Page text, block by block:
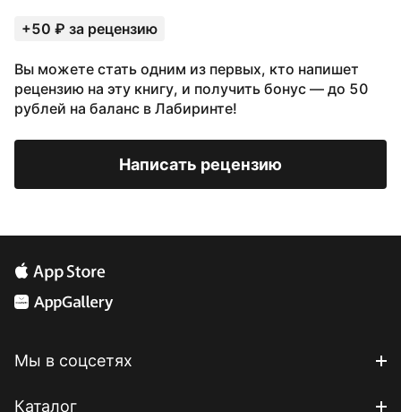
+50 ₽ за рецензию
Вы можете стать одним из первых, кто напишет
рецензию на эту книгу, и получить бонус — до 50
рублей на баланс в Лабиринте!
Написать рецензию
Мы в соцсетях
Каталог